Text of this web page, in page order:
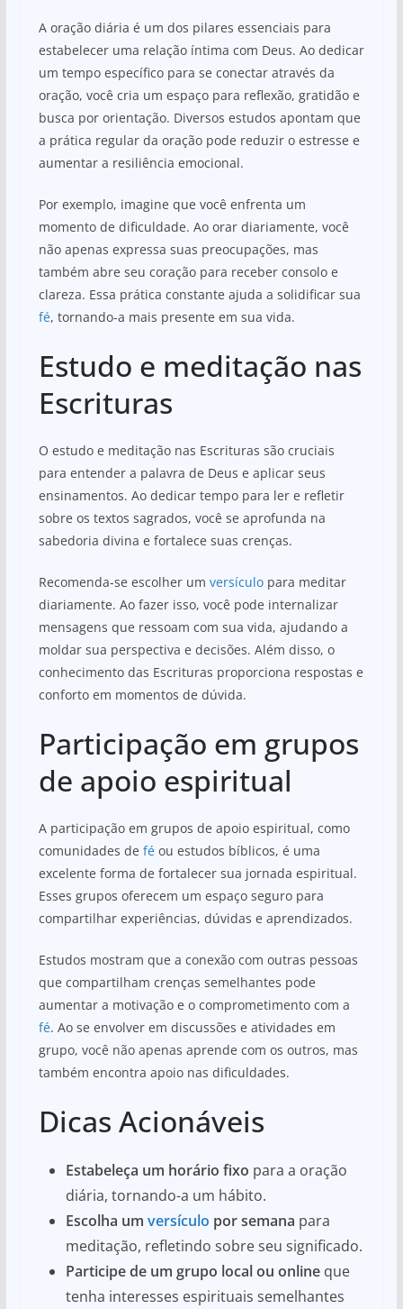
A oração diária é um dos pilares essenciais para
estabelecer uma relação íntima com Deus. Ao dedicar
um tempo específico para se conectar através da
oração, você cria um espaço para reflexão, gratidão e
busca por orientação. Diversos estudos apontam que
a prática regular da oração pode reduzir o estresse e
aumentar a resiliência emocional.
Por exemplo, imagine que você enfrenta um
momento de dificuldade. Ao orar diariamente, você
não apenas expressa suas preocupações, mas
também abre seu coração para receber consolo e
clareza. Essa prática constante ajuda a solidificar sua
fé, tornando-a mais presente em sua vida.
Estudo e meditação nas
Escrituras
O estudo e meditação nas Escrituras são cruciais
para entender a palavra de Deus e aplicar seus
ensinamentos. Ao dedicar tempo para ler e refletir
sobre os textos sagrados, você se aprofunda na
sabedoria divina e fortalece suas crenças.
Recomenda-se escolher um versículopara meditar
diariamente. Ao fazer isso, você pode internalizar
mensagens que ressoam com sua vida, ajudando a
moldar sua perspectiva e decisões. Além disso, o
conhecimento das Escrituras proporciona respostas e
conforto em momentos de dúvida.
Participação em grupos
de apoio espiritual
A participação em grupos de apoio espiritual, como
comunidades de féou estudos bíblicos, é uma
excelente forma de fortalecer sua jornada espiritual.
Esses grupos oferecem um espaço seguro para
compartilhar experiências, dúvidas e aprendizados.
Estudos mostram que a conexão com outras pessoas
que compartilham crenças semelhantes pode
aumentar a motivação e o comprometimento com a
fé. Ao se envolver em discussões e atividades em
grupo, você não apenas aprende com os outros, mas
também encontra apoio nas dificuldades.
Dicas Acionáveis
Estabeleça um horário fixo para a oração
diária, tornando-a um hábito.
Escolha um versículo por semana para
meditação, refletindo sobre seu significado.
Participe de um grupo local ou onlineque
tenha interesses espirituais semelhantes